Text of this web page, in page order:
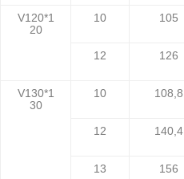
V120*1
20
10 105
12 126
V130*1
30
10 108,8
12 140,4
13 156